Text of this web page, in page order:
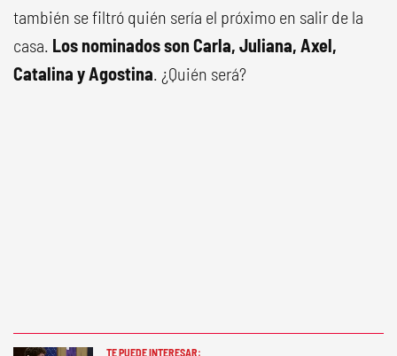
también se filtró quién sería el próximo en salir de la
casa. Los nominados son Carla, Juliana, Axel,
Catalina y Agostina . ¿Quién será?
TE PUEDE INTERESAR: